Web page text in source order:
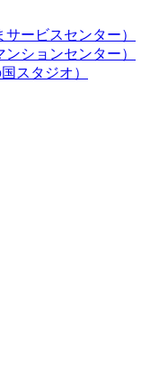
ービスセンター）
ションセンター）
スタジオ）